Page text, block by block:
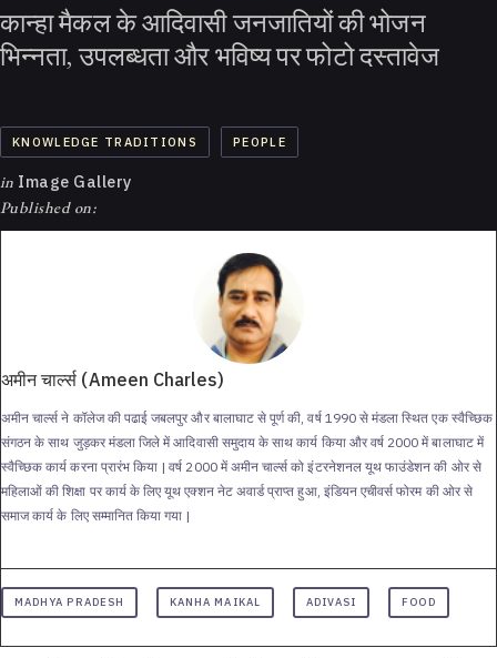
कान्हा मैकल के आदिवासी जनजातियों की भोजन
भिन्नता, उपलब्धता और भविष्य पर फोटो दस्तावेज
KNOWLEDGE TRADITIONS PEOPLE
in Image Gallery
Published on:
अमीन चार्ल्स (Ameen Charles)
अमीन चार्ल्स ने कॉलेज की पढाई जबलपुर और बालाघाट से पूर्ण की, वर्ष 1990 से मंडला स्थित एक स्वैच्छिक
संगठन के साथ जुड़कर मंडला जिले में आदिवासी समुदाय के साथ कार्य किया और वर्ष 2000 में बालाघाट में
स्वैच्छिक कार्य करना प्रारंभ किया | वर्ष 2000 में अमीन चार्ल्स को इंटरनेशनल यूथ फाउंडेशन की ओर से
महिलाओं की शिक्षा पर कार्य के लिए यूथ एक्शन नेट अवार्ड प्राप्त हुआ, इंडियन एचीवर्स फोरम की ओर से
समाज कार्य के लिए सम्मानित किया गया |
MADHYA PRADESH KANHA MAIKAL ADIVASI FOOD